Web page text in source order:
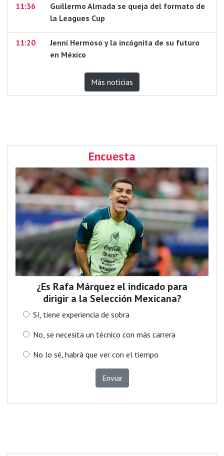
11:36
Guillermo Almada se queja del formato de
la Leagues Cup
11:20
Jenni Hermoso y la incógnita de su futuro
en México
Más noticias
Encuesta
¿Es Rafa Márquez el indicado para
dirigir a la Selección Mexicana?
Sí, tiene experiencia de sobra
No, se necesita un técnico con más carrera
No lo sé, habrá que ver con el tiempo
Enviar